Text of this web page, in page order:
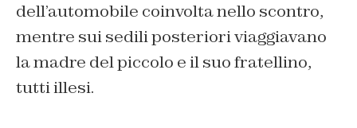
dell’automobile coinvolta nello scontro,
mentre sui sedili posteriori viaggiavano
la madre del piccolo e il suo fratellino,
tutti illesi.